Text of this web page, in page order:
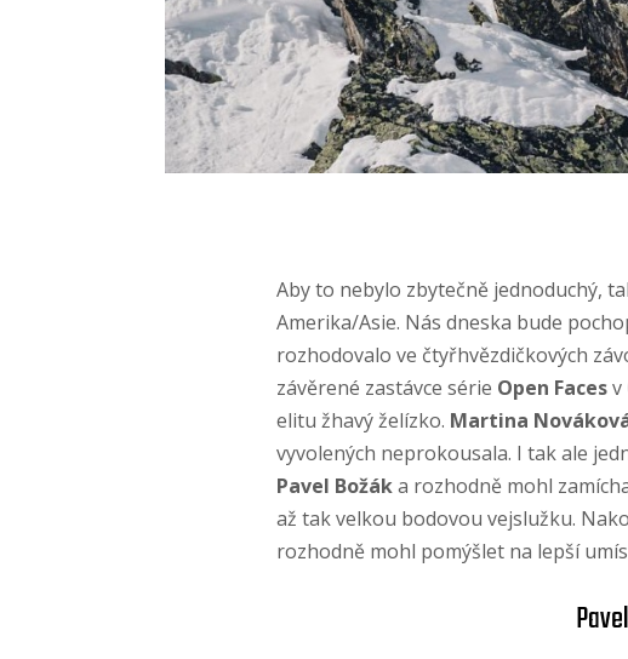
Aby to nebylo zbytečně jednoduchý,
Amerika/Asie. Nás dneska bude
rozhodovalo ve čtyřhvězdičkových
závěrené zastávce série Open Facesv
elitu žhavý želízko. Martina
vyvolených neprokousala. I tak ale
Pavel Božáka rozhodně mohl
až tak velkou bodovou vejslužku.
rozhodně mohl pomýšlet na lepší